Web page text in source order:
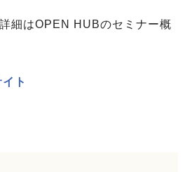
詳細はOPEN HUBのセミナー概
ト